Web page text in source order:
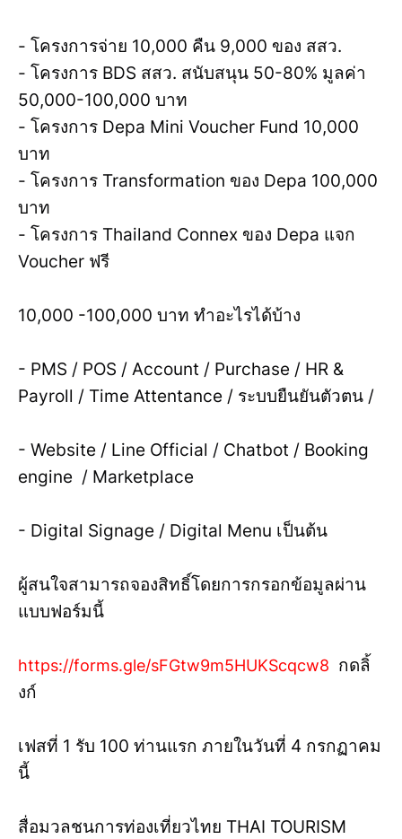
- โครงการจ่าย 10,000 คืน 9,000 ของ สสว.
- โครงการ BDS สสว. สนับสนุน 50-80% มูลค่า
50,000-100,000 บาท
- โครงการ Depa Mini Voucher Fund 10,000
บาท
- โครงการ Transformation ของ Depa 100,000
บาท
- โครงการ Thailand Connex ของ Depa แจก
Voucher ฟรี
10,000 -100,000 บาท ทำอะไรได้บ้าง
- PMS / POS / Account / Purchase / HR &
Payroll / Time Attentance / ระบบยืนยันตัวตน /
- Website / Line Official / Chatbot / Booking
engine / Marketplace
- Digital Signage / Digital Menu เป็นต้น
ผู้สนใจสามารถจองสิทธิ์โดยการกรอกข้อมูลผ่าน
แบบฟอร์มนี้
https://forms.gle/sFGtw9m5HUKScqcw8 กดลิ้
งก์
เฟสที่ 1 รับ 100 ท่านแรก ภายในวันที่ 4 กรกฏาคม
นี้
สื่อมวลชนการท่องเที่ยวไทย THAI TOURISM